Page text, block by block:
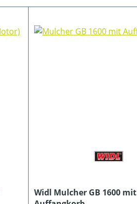
Widl Mulcher GB 1600 mit